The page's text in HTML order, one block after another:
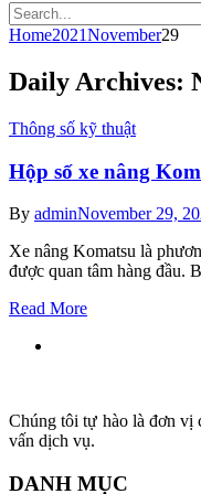
Home2021November29
Daily Archives:
Thông số kỹ thuật
Hộp số xe nâng
By adminNovember 29,
Xe nâng Komatsu là
được quan tâm hàng đầu.
Read More
Chúng tôi tự hào là đơn vị
vấn dịch vụ.
DANH MỤC